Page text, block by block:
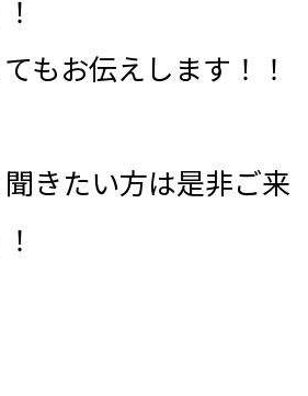
もお伝えします！！
きたい方は是非ご来